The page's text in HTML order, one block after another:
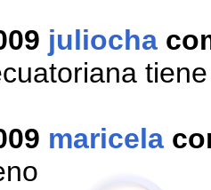
juliocha
maricela